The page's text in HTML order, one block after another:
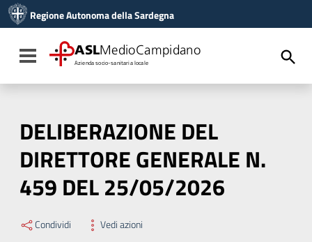
Vai al menu di navigazione
Vai al footer
Regione Autonoma della Sardegna
Toggle navigation
ASLMedioCampidano
Azienda socio-sanitaria locale
DELIBERAZIONE DEL
DIRETTORE GENERALE N.
459 DEL 25/05/2026
Condividi Vedi azioni